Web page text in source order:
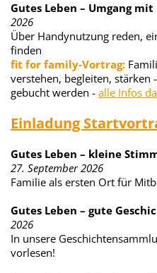
Gutes Leben – Umgang mit
2026
Über Handynutzung reden,
finden
fit for family-Vortrag:
verstehen, begleiten, stärken
gebucht werden - alle Infos
Einladung
Gutes Leben – kleine
27. September 2026
Familie als ersten Ort für
Gutes Leben – gute
2026
In unsere
vorlesen!